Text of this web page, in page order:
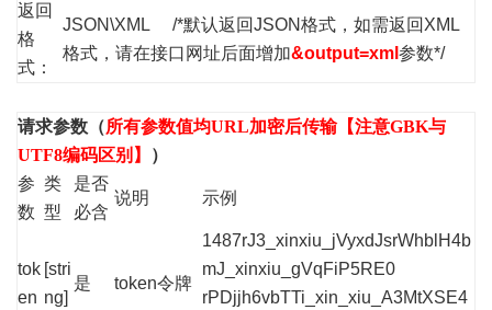
返回
格
式：
JSON\XML /*默认返回JSON格式，如需返回XML
格式，请在接口网址后面增加&output=xml 参数*/
请求参数（所有参数值均URL加密后传输【注意GBK与
UTF8编码区别】
）
参
数
类
型
是否
必含
说明 示例
tok
en
[stri
ng]
是 token令牌
1487rJ3_xinxiu_jVyxdJsrWhblH4b
mJ_xinxiu_gVqFiP5RE0
rPDjjh6vbTTi_xin_xiu_A3MtXSE4